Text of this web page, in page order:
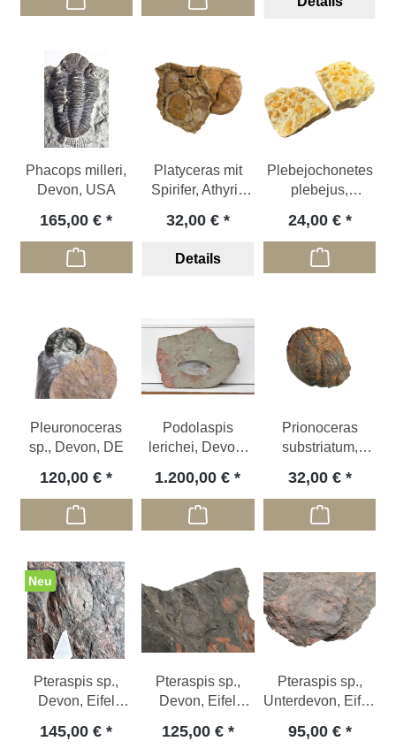
Phacops milleri,
Devon, USA
165,00 €
Platyceras mit
Spirifer, Athyris
DE
32,00 €
Details
Plebejochonetes
plebejus,
24,00 €
Pleuronoceras
sp., Devon, DE
120,00 €
Podolaspis
lerichei, Devon,
1.200,00 €
Prionoceras
substriatum,
32,00 €
Neu
Pteraspis sp.,
Devon, Eifel
145,00 €
Pteraspis sp.,
Devon, Eifel
125,00 €
Pteraspis sp.,
Unterdevon, Eifel,
95,00 €